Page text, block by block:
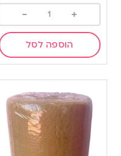
+
-
הוספה לסל